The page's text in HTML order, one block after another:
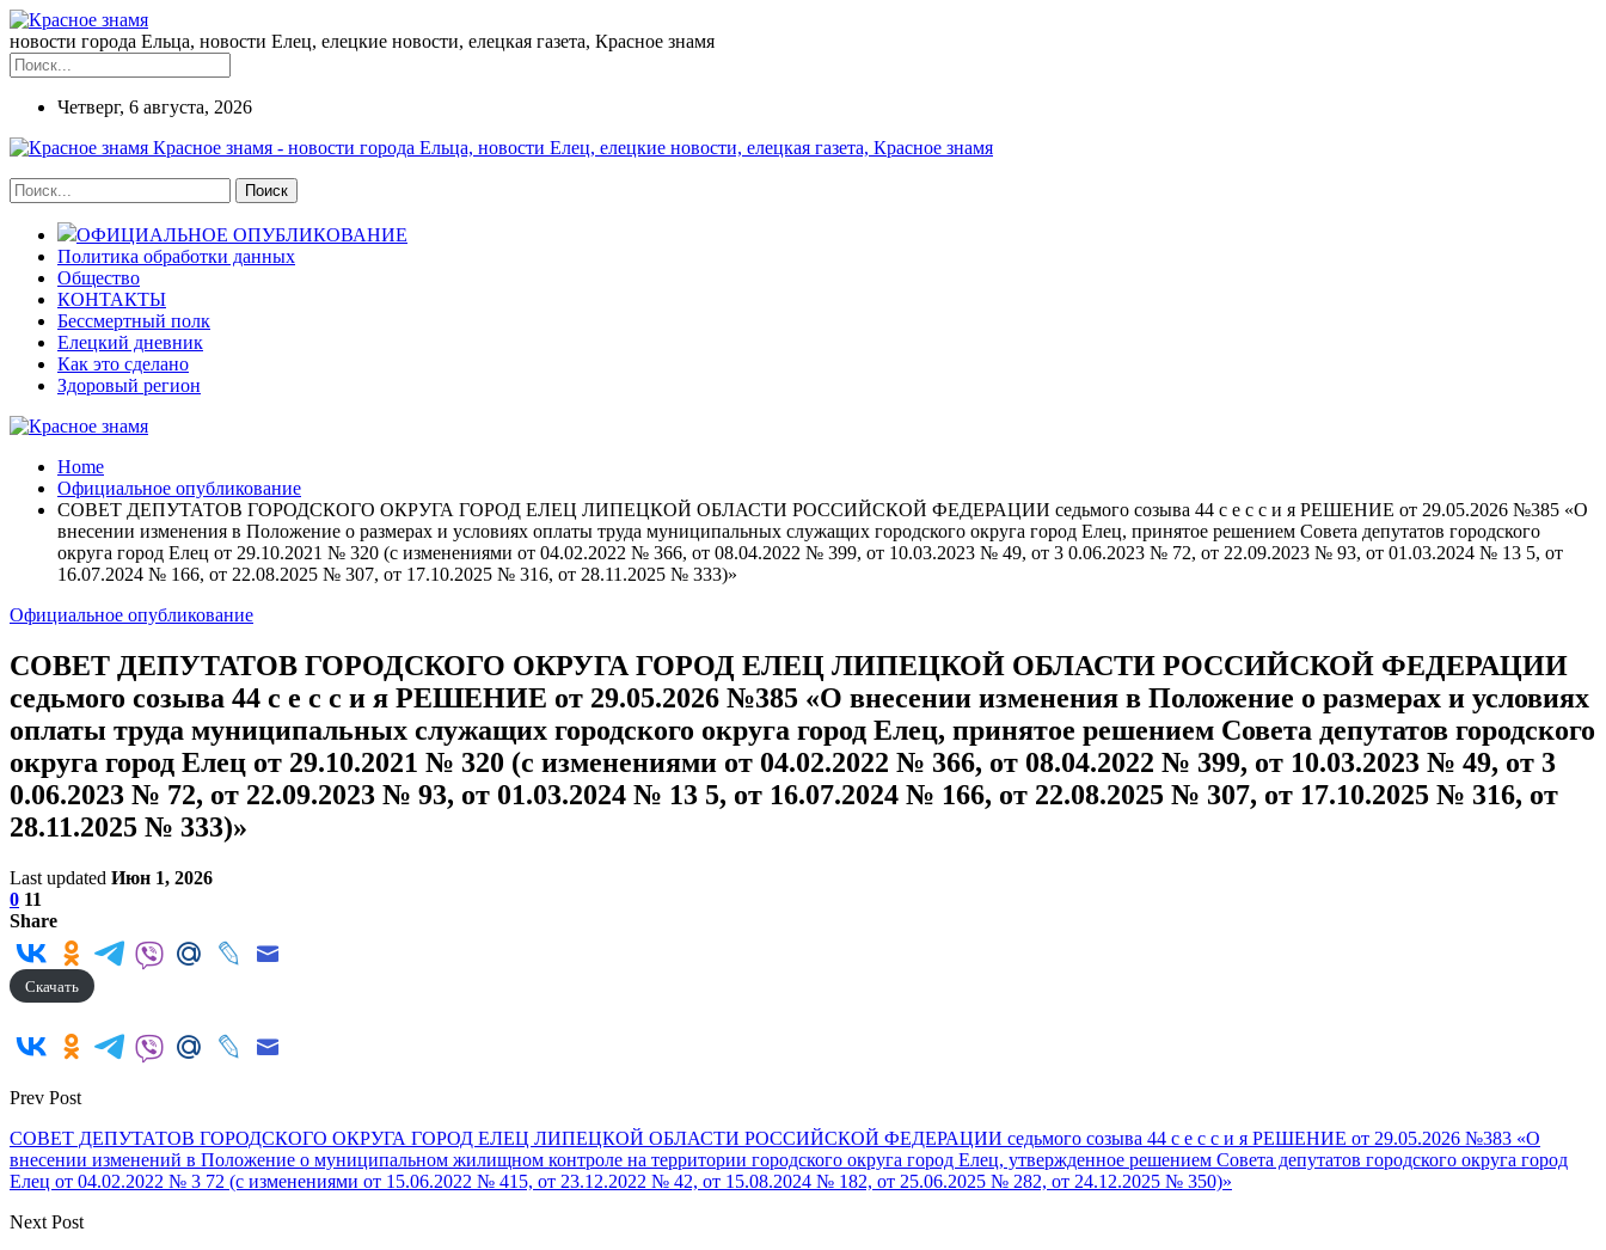
новости города Ельца, новости Елец, елецкие новости, елецкая газета, Красное знамя
Четверг, 6 августа, 2026
Красное знамя - новости города Ельца, новости Елец, елецкие новости, елецкая газета, Красное знамя
ОФИЦИАЛЬНОЕ ОПУБЛИКОВАНИЕ
Политика обработки данных
Общество
КОНТАКТЫ
Бессмертный полк
Елецкий дневник
Как это сделано
Здоровый регион
Home
Официальное опубликование
СОВЕТ ДЕПУТАТОВ ГОРОДСКОГО ОКРУГА ГОРОД ЕЛЕЦ ЛИПЕЦКОЙ ОБЛАСТИ РОССИЙСКОЙ ФЕДЕРАЦИИ седьмого созыва 44 с е с с и я РЕШЕНИЕ от 29.05.2026 №385 «О
внесении изменения в Положение о размерах и условиях оплаты труда муниципальных служащих городского округа город Елец, принятое решением Совета депутатов городского
округа город Елец от 29.10.2021 № 320 (с изменениями от 04.02.2022 № 366, от 08.04.2022 № 399, от 10.03.2023 № 49, от 3 0.06.2023 № 72, от 22.09.2023 № 93, от 01.03.2024 № 13 5, от
16.07.2024 № 166, от 22.08.2025 № 307, от 17.10.2025 № 316, от 28.11.2025 № 333)»
Официальное опубликование
СОВЕТ ДЕПУТАТОВ ГОРОДСКОГО ОКРУГА ГОРОД ЕЛЕЦ ЛИПЕЦКОЙ ОБЛАСТИ РОССИЙСКОЙ ФЕДЕРАЦИИ
седьмого созыва 44 с е с с и я РЕШЕНИЕ от 29.05.2026 №385 «О внесении изменения в Положение о размерах и условиях
оплаты труда муниципальных служащих городского округа город Елец, принятое решением Совета депутатов городского
округа город Елец от 29.10.2021 № 320 (с изменениями от 04.02.2022 № 366, от 08.04.2022 № 399, от 10.03.2023 № 49, от 3
0.06.2023 № 72, от 22.09.2023 № 93, от 01.03.2024 № 13 5, от 16.07.2024 № 166, от 22.08.2025 № 307, от 17.10.2025 № 316, от
28.11.2025 № 333)»
Last updated Июн 1, 2026
0 11
Share
Скачать
Prev Post
СОВЕТ ДЕПУТАТОВ ГОРОДСКОГО ОКРУГА ГОРОД ЕЛЕЦ ЛИПЕЦКОЙ ОБЛАСТИ РОССИЙСКОЙ ФЕДЕРАЦИИ седьмого созыва 44 с е с с и я РЕШЕНИЕ от 29.05.2026 №383 «О
внесении изменений в Положение о муниципальном жилищном контроле на территории городского округа город Елец, утвержденное решением Совета депутатов городского округа город
Елец от 04.02.2022 № 3 72 (с изменениями от 15.06.2022 № 415, от 23.12.2022 № 42, от 15.08.2024 № 182, от 25.06.2025 № 282, от 24.12.2025 № 350)»
Next Post